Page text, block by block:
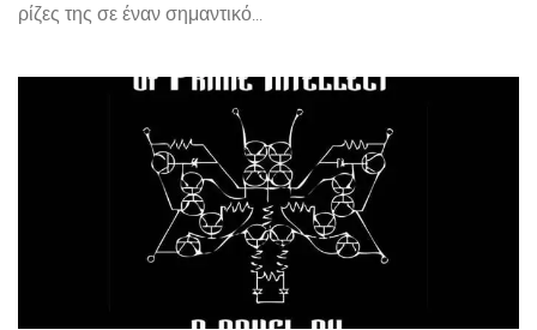
ρίζες της σε έναν σημαντικό...